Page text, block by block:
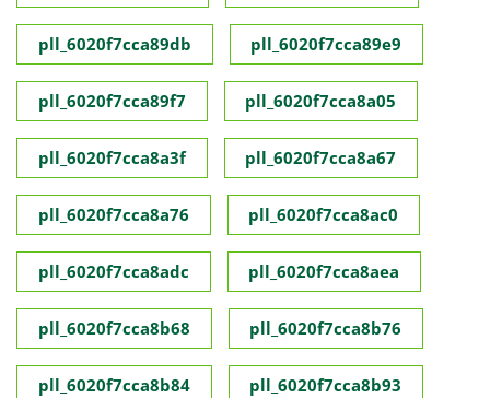
pll_6020f7cca89db pll_6020f7cca89e9
pll_6020f7cca89f7 pll_6020f7cca8a05
pll_6020f7cca8a3f pll_6020f7cca8a67
pll_6020f7cca8a76 pll_6020f7cca8ac0
pll_6020f7cca8adc pll_6020f7cca8aea
pll_6020f7cca8b68 pll_6020f7cca8b76
pll_6020f7cca8b84 pll_6020f7cca8b93